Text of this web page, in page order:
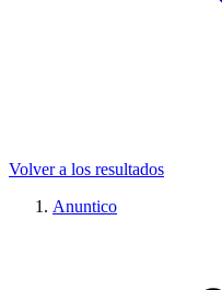
Volver a los resultados
Anuntico